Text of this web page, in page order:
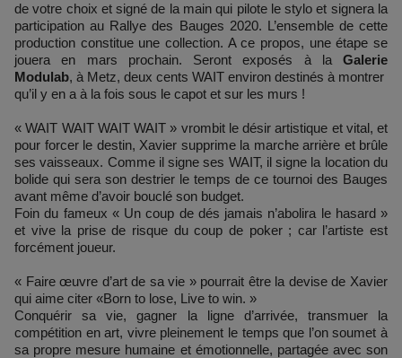
de votre choix et signé de la main qui pilote le stylo et signera la
participation au Rallye des Bauges 2020. L’ensemble de cette
production constitue une collection. A ce propos, une étape se
jouera en mars prochain. Seront exposés à la Galerie
Modulab, à Metz, deux cents WAIT environ destinés à montrer
qu’il y en a à la fois sous le capot et sur les murs !
« WAIT WAIT WAIT WAIT » vrombit le désir artistique et vital, et
pour forcer le destin, Xavier supprime la marche arrière et brûle
ses vaisseaux. Comme il signe ses WAIT, il signe la location du
bolide qui sera son destrier le temps de ce tournoi des Bauges
avant même d’avoir bouclé son budget.
Foin du fameux « Un coup de dés jamais n’abolira le hasard »
et vive la prise de risque du coup de poker ; car l’artiste est
forcément joueur.
« Faire œuvre d’art de sa vie » pourrait être la devise de Xavier
qui aime citer «Born to lose, Live to win. »
Conquérir sa vie, gagner la ligne d’arrivée, transmuer la
compétition en art, vivre pleinement le temps que l’on soumet à
sa propre mesure humaine et émotionnelle, partagée avec son